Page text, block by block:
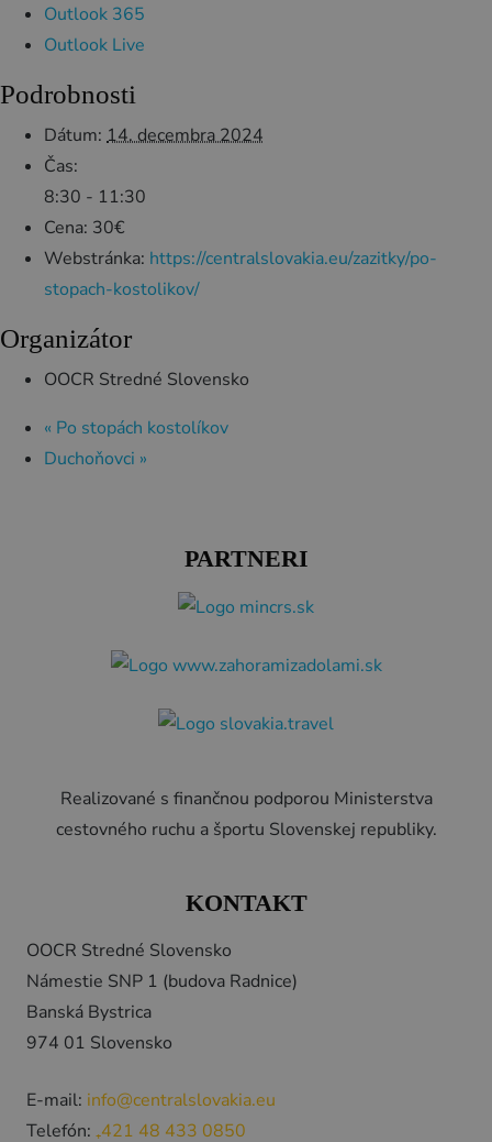
Outlook 365
Outlook Live
Podrobnosti
Dátum: 14. decembra 2024
Čas:
8:30 - 11:30
Cena: 30€
Webstránka: https://centralslovakia.eu/zazitky/po-
stopach-kostolikov/
Organizátor
OOCR Stredné Slovensko
« Po stopách kostolíkov
Duchoňovci »
PARTNERI
Realizované s finančnou podporou Ministerstva
cestovného ruchu a športu Slovenskej republiky.
KONTAKT
OOCR Stredné Slovensko
Námestie SNP 1 (budova Radnice)
Banská Bystrica
974 01 Slovensko
E-mail: info@centralslovakia.eu
Telefón: ₊421 48 433 0850